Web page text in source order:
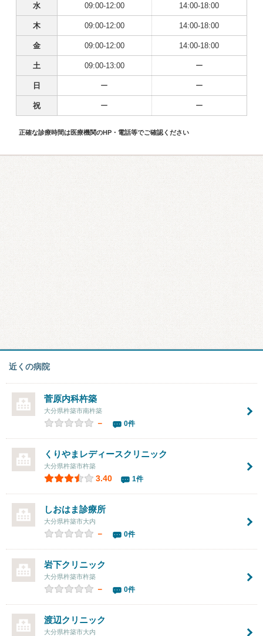
水 09:00-12:00 14:00-18:00
木 09:00-12:00 14:00-18:00
金 09:00-12:00 14:00-18:00
土 09:00-13:00 ー
日 ー ー
祝 ー ー
正確な診療時間は医療機関のHP・電話等でご確認ください
近くの病院
菅原内科杵築
大分県杵築市南杵築
－ 0件
くりやまレディースクリニック
大分県杵築市杵築
3.40 1件
しおはま診療所
大分県杵築市大内
－ 0件
岩下クリニック
大分県杵築市杵築
－ 0件
渡辺クリニック
大分県杵築市大内